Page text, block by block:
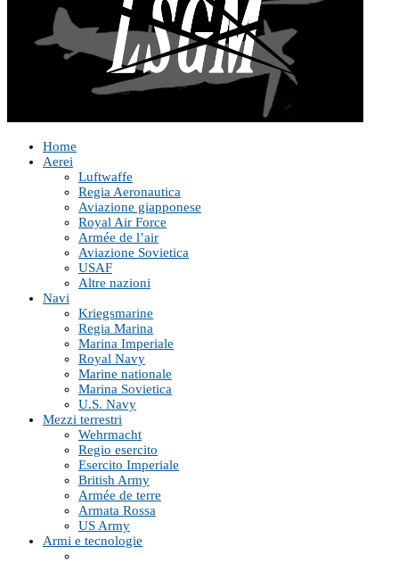
Home
Aerei
Luftwaffe
Regia Aeronautica
Aviazione giapponese
Royal Air Force
Armée de l’air
Aviazione Sovietica
USAF
Altre nazioni
Navi
Kriegsmarine
Regia Marina
Marina Imperiale
Royal Navy
Marine nationale
Marina Sovietica
U.S. Navy
Mezzi terrestri
Wehrmacht
Regio esercito
Esercito Imperiale
British Army
Armée de terre
Armata Rossa
US Army
Armi e tecnologie